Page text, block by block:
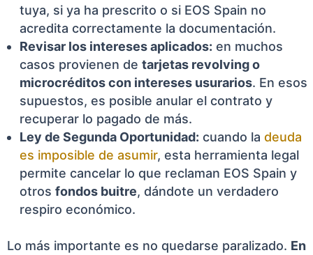
tuya, si ya ha prescrito o si EOS Spain no
acredita correctamente la documentación.
Revisar los intereses aplicados: en muchos
casos provienen de tarjetas revolving o
microcréditos con intereses usurarios. En esos
supuestos, es posible anular el contrato y
recuperar lo pagado de más.
Ley de Segunda Oportunidad: cuando la deuda
es imposible de asumir, esta herramienta legal
permite cancelar lo que reclaman EOS Spain y
otros fondos buitre, dándote un verdadero
respiro económico.
Lo más importante es no quedarse paralizado. En